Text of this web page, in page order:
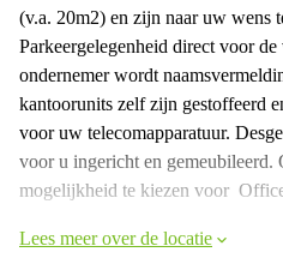
(v.a. 20m2) en zijn naar uw wens
Parkeergelegenheid direct voor
ondernemer wordt
kantoorunits zelf zijn gestoffeerd
voor uw telecomapparatuur.
voor u ingericht en gemeubileerd.
mogelijkheid te kiezen voor
Lees meer over de locatie